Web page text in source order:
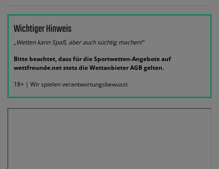
Wichtiger Hinweis
„Wetten kann Spaß, aber auch süchtig machen!“
Bitte beachtet, dass für die Sportwetten-Angebote auf
wettfreunde.net stets die Wettanbieter AGB gelten.
18+ | Wir spielen verantwortungsbewusst